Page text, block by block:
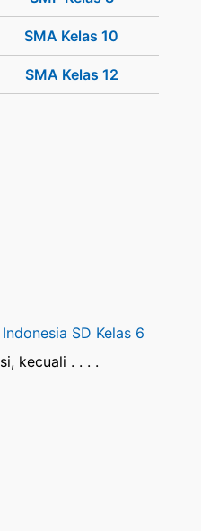
SMA Kelas 10
SMA Kelas 12
SD Kelas 6
kecuali . . . .